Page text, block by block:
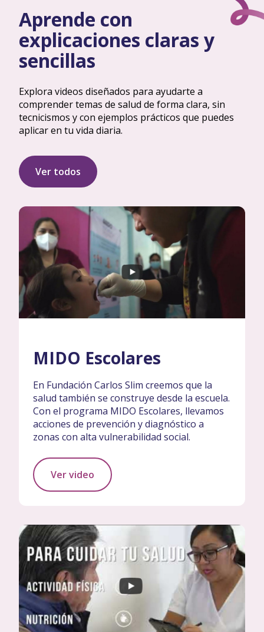
Aprende con
explicaciones claras y
sencillas
Explora videos diseñados para ayudarte a
comprender temas de salud de forma clara, sin
tecnicismos y con ejemplos prácticos que puedes
aplicar en tu vida diaria.
Ver todos
MIDO Escolares
En Fundación Carlos Slim creemos que la
salud también se construye desde la escuela.
Con el programa MIDO Escolares, llevamos
acciones de prevención y diagnóstico a
zonas con alta vulnerabilidad social.
Ver video